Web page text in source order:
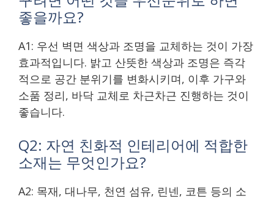
좋을까요?
A1: 우선 벽면 색상과 조명을 교체하는 것이 가장
효과적입니다. 밝고 산뜻한 색상과 조명은 즉각
적으로 공간 분위기를 변화시키며, 이후 가구와
소품 정리, 바닥 교체로 차근차근 진행하는 것이
좋습니다.
Q2: 자연 친화적 인테리어에 적합한
소재는 무엇인가요?
A2: 목재, 대나무, 천연 섬유, 린넨, 코튼 등의 소